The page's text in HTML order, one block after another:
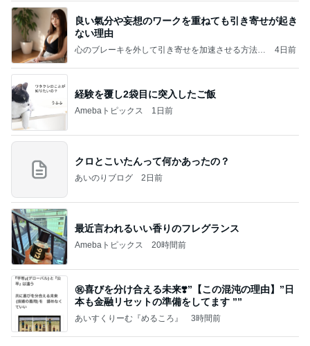
良い氣分や妄想のワークを重ねても引き寄せが起き
ない理由
心のブレーキを外して引き寄せを加速させる方法：
4日前
経験を覆し2袋目に突入したご飯
Amebaトピックス 1日前
クロとこいたんって何かあったの？
あいのりブログ 2日前
最近言われるいい香りのフレグランス
Amebaトピックス 20時間前
㊗️喜びを分け合える未来❣️”【この混沌の理由】”⽇
本も⾦融リセットの準備をしてます ””
あいすくりーむ『めるころ』 3時間前